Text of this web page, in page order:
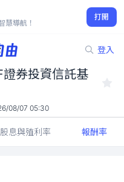
慧導航！
打開
登入
信託基金 009805
券投資信託基
08/07 05:30
股息與殖利率 報酬率